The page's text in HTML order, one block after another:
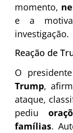
momento,
e a
investigação.
Reação de
O
Trump,
ataque,
pediu
famílias.